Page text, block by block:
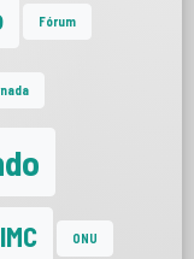
Fórum
ONU